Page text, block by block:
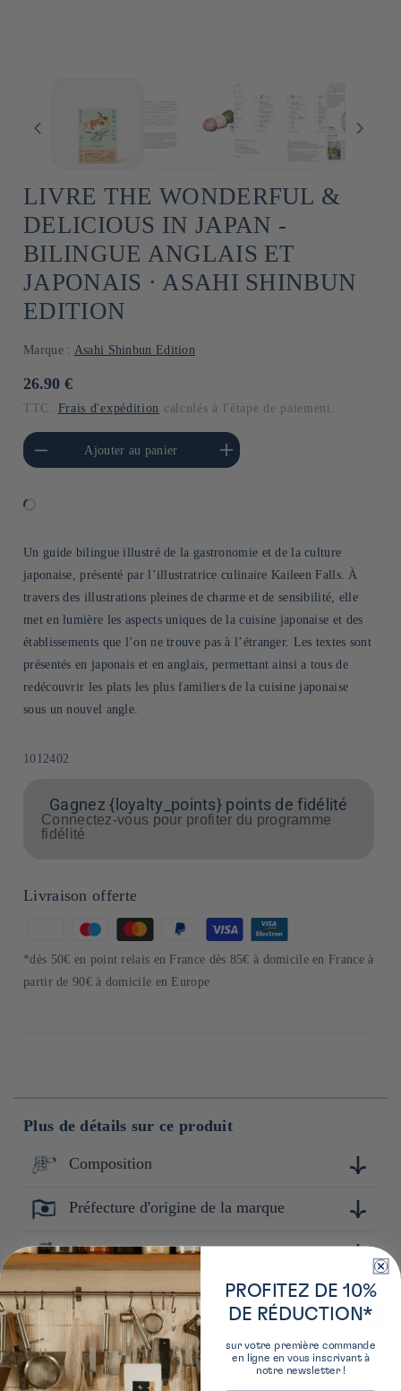
LIVRE THE WONDERFUL &
DELICIOUS IN JAPAN -
BILINGUE ANGLAIS ET
JAPONAIS ⋅ ASAHI SHINBUN
EDITION
Marque : Asahi Shinbun Edition
Prix
26.90 €
TTC. Frais d'expédition calculés à l'étape de paiement.
quantité de Default
Title
Ajouter au panier
Augmenter la quantité de
Default Title
Un guide bilingue illustré de la gastronomie et de la culture
japonaise, présenté par l’illustratrice culinaire Kaileen Falls. À
travers des illustrations pleines de charme et de sensibilité, elle
met en lumière les aspects uniques de la cuisine japonaise et des
établissements que l’on ne trouve pas à l’étranger. Les textes sont
présentés en japonais et en anglais, permettant ainsi a tous de
redécouvrir les plats les plus familiers de la cuisine japonaise
sous un nouvel angle.
SKU:
1012402
Gagnez {loyalty_points} points de fidélité
Connectez-vous pour profiter du programme
fidélité
Livraison offerte
de
paiement
*dès 50€ en point relais en France dès 85€ à domicile en France à
partir de 90€ à domicile en Europe
Plus de détails sur ce produit
Composition
Livre Préfecture d'origine de la marque
1500
Dimensions produit
2cm x 21cm x 15cm
Produits vus récemment
PROFITEZ DE 10%
DE RÉDUCTION*
sur votre première commande
en ligne en vous inscrivant à
notre newsletter !